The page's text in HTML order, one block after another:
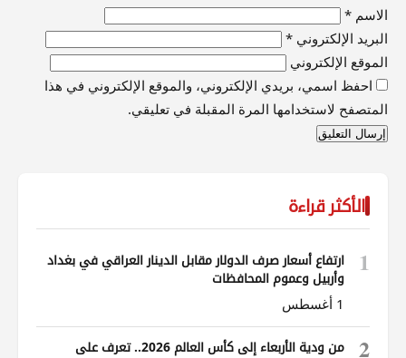
الاسم *
البريد الإلكتروني *
الموقع الإلكتروني
احفظ اسمي، بريدي الإلكتروني، والموقع الإلكتروني في هذا
المتصفح لاستخدامها المرة المقبلة في تعليقي.
الأكثر قراءة
1
ارتفاع أسعار صرف الدولار مقابل الدينار العراقي في بغداد
وأربيل وعموم المحافظات
1 أغسطس
2
من ودية الأربعاء إلى كأس العالم 2026.. تعرف على